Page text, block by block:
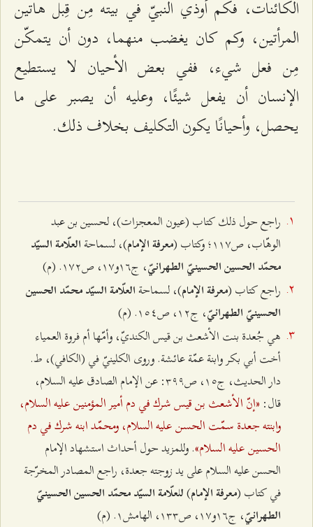
الكائنات، فكم أُوذي النبيّ في بيته مِن قِبل هاتين
المرأتين، وكم كان يغضب منهما، دون أن يتمكّن
مِن فعل شيء، ففي بعض الأحيان لا يستطيع
الإنسان أن يفعل شيئًا، وعليه أن يصبر على ما
يحصل، وأحيانًا يكون التكليف بخلاف ذلك.
راجع حول ذلك كتاب (عيون المعجزات)، لحسين بن عبد
الوهّاب، ص۱۱۷؛ وكتاب (
معرفة الإمام)، لسماحةالعلّامة السيّد
محمّد الحسين الحسينيّ الطهرانيّ، ج۱٦و۱۷، ص۱۷٢. (م)
راجع كتاب (معرفة الإمام)، لسماحةالعلّامة السيّد محمّد الحسين
الحسينيّ الطهرانيّ، ج۱٢، ص۱٥٤. (م)
هي جُعدة بنت الأشعث بن قيس الكنديّ، وأمّها أم فروة العمياء
أخت أبي بكر وابنة عمّة عائشة. وروى الكلينيّ في (الكافي)، ط.
دار الحديث، ج۱٥، ص٣٩٩: عن الإمام الصادق عليه السلام،
قال: «إنّ الأشعث بن قيس شرك في دم أمير المؤمنين عليه السلام،
وابنته جعدة سمّت الحسن عليه السلام، ومحمّد ابنه شرك في دم
الحسين عليه السلام». وللمزيد حول أحداث استشهاد الإمام
الحسن عليه السلام على يد زوجته جعدة، راجع المصادر المخرّجة
في كتاب (معرفة الإمام)للعلّامة السيّد محمّد الحسين الحسينيّ
الطهرانيّ، ج۱٦و۱۷، ص۱٣٣، الهامش۱. (م)